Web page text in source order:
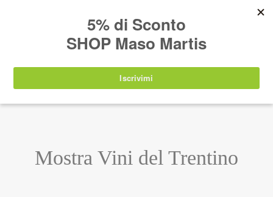
IT EN DE SHOP
Mostra Vini del Trentino
nuovamente disponibili a partire da
agosto 2026.